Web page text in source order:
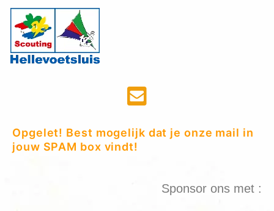
Opgelet! Best mogelijk dat je onze mail in
jouw SPAM box vindt!
Sponsor ons met :